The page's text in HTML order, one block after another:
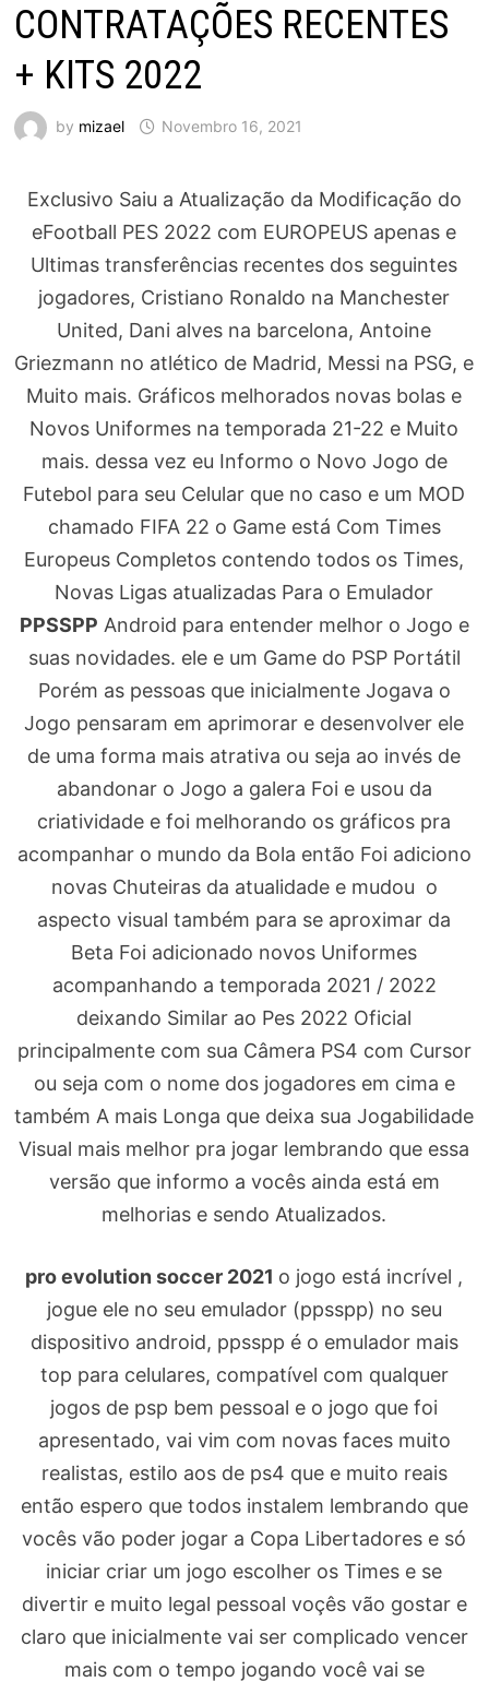
CONTRATAÇÕES RECENTES
+ KITS 2022
by mizael Novembro 16, 2021
Exclusivo Saiu a Atualização da Modificação do
eFootball PES 2022 com EUROPEUS apenas e
Ultimas transferências recentes dos seguintes
jogadores, Cristiano Ronaldo na Manchester
United, Dani alves na barcelona, Antoine
Griezmann no atlético de Madrid, Messi na PSG, e
Muito mais. Gráficos melhorados novas bolas e
Novos Uniformes na temporada 21-22 e Muito
mais. dessa vez eu Informo o Novo Jogo de
Futebol para seu Celular que no caso e um MOD
chamado FIFA 22 o Game está Com Times
Europeus Completos contendo todos os Times,
Novas Ligas atualizadas Para o Emulador
PPSSPP Android para entender melhor o Jogo e
suas novidades. ele e um Game do PSP Portátil
Porém as pessoas que inicialmente Jogava o
Jogo pensaram em aprimorar e desenvolver ele
de uma forma mais atrativa ou seja ao invés de
abandonar o Jogo a galera Foi e usou da
criatividade e foi melhorando os gráficos pra
acompanhar o mundo da Bola então Foi adiciono
novas Chuteiras da atualidade e mudou o
aspecto visual também para se aproximar da
Beta Foi adicionado novos Uniformes
acompanhando a temporada 2021 / 2022
deixando Similar ao Pes 2022 Oficial
principalmente com sua Câmera PS4 com Cursor
ou seja com o nome dos jogadores em cima e
também A mais Longa que deixa sua Jogabilidade
Visual mais melhor pra jogar lembrando que essa
versão que informo a vocês ainda está em
melhorias e sendo Atualizados.
pro evolution soccer 2021 o jogo está incrível ,
jogue ele no seu emulador (ppsspp) no seu
dispositivo android, ppsspp é o emulador mais
top para celulares, compatível com qualquer
jogos de psp bem pessoal e o jogo que foi
apresentado, vai vim com novas faces muito
realistas, estilo aos de ps4 que e muito reais
então espero que todos instalem lembrando que
vocês vão poder jogar a Copa Libertadores e só
iniciar criar um jogo escolher os Times e se
divertir e muito legal pessoal voçês vão gostar e
claro que inicialmente vai ser complicado vencer
mais com o tempo jogando você vai se